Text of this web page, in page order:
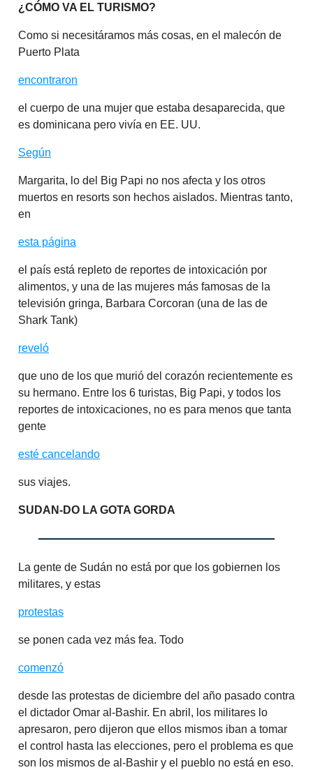
¿CÓMO VA EL TURISMO?
Como si necesitáramos más cosas, en el malecón de
Puerto Plata
encontraron
el cuerpo de una mujer que estaba desaparecida, que
es dominicana pero vivía en EE. UU.
Según
Margarita, lo del Big Papi no nos afecta y los otros
muertos en resorts son hechos aislados. Mientras tanto,
en
esta página
el país está repleto de reportes de intoxicación por
alimentos, y una de las mujeres más famosas de la
televisión gringa, Barbara Corcoran (una de las de
Shark Tank)
reveló
que uno de los que murió del corazón recientemente es
su hermano. Entre los 6 turistas, Big Papi, y todos los
reportes de intoxicaciones, no es para menos que tanta
gente
esté cancelando
sus viajes.
SUDAN-DO LA GOTA GORDA
La gente de Sudán no está por que los gobiernen los
militares, y estas
protestas
se ponen cada vez más fea. Todo
comenzó
desde las protestas de diciembre del año pasado contra
el dictador Omar al-Bashir. En abril, los militares lo
apresaron, pero dijeron que ellos mismos iban a tomar
el control hasta las elecciones, pero el problema es que
son los mismos de al-Bashir y el pueblo no está en eso.